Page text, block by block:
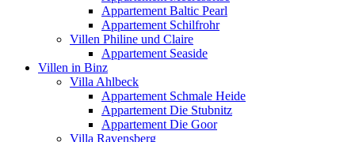
Appartement Baltic Pearl
Appartement Schilfrohr
Villen Philine und Claire
Appartement Seaside
Villen in Binz
Villa Ahlbeck
Appartement Schmale Heide
Appartement Die Stubnitz
Appartement Die Goor
Villa Ravensberg